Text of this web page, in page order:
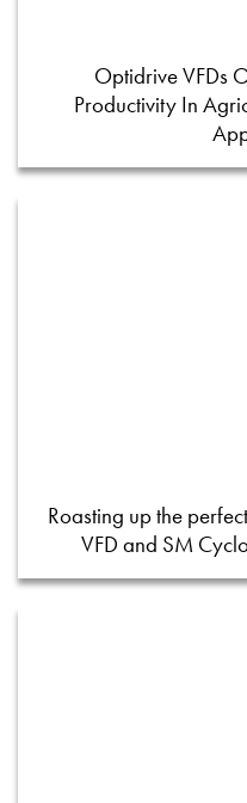
Optidrive VFDs
Productivity In
Roasting up the
VFD and SM